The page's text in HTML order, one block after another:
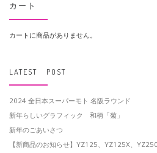
カート
カートに商品がありません。
LATEST POST
2024 全日本スーパーモト 名阪ラウンド
新年らしいグラフィック 和柄「菊」
新年のごあいさつ
【新商品のお知らせ】YZ125、YZ125X、